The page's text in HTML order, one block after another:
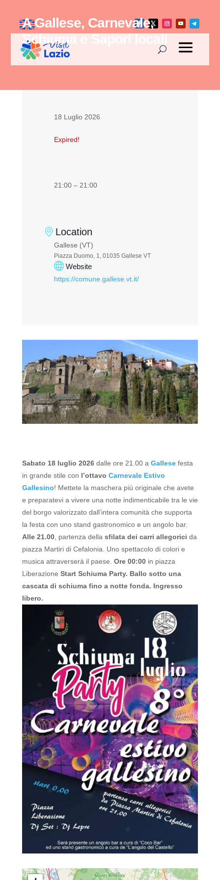
A Gallese, Carnevale,
Schiuma e Sapori locali
18 Luglio 2026
Expired!
21:00 – 21:00
Location
Gallese (VT)
Piazza Duomo, 1, 01035 Gallese VT
Website
https://comune.gallese.vt.it/
Sabato 18 luglio 2026dalle ore 21.00 a Gallesefesta
in grande stile con l’ottavo Carnevale Estivo
Gallesino! Mettete la maschera più originale che avete
e preparatevi a vivere una notte indimenticabile tra le vie
del borgo valorizzato dall’intera comunità che supporta
la festa con uno stand gastronomico e un angolo bar.
Alle 21.00, partenza della sfilata dei carri allegorici da
piazza Martiri di Cefalonia. Uno spettacolo di colori e
musica attraverserà il paese. Ore 00:00in piazza
Liberazione Start Schiuma Party. Ballo sotto una
cascata di schiuma fino a notte fonda. Ingresso
libero.